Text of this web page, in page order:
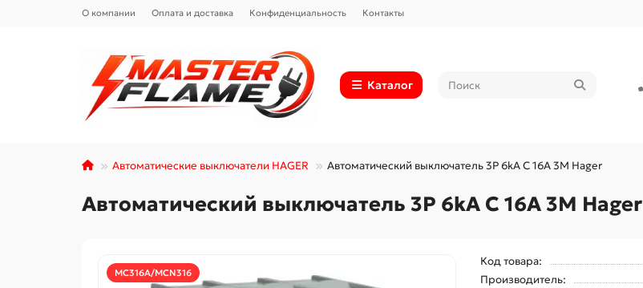
О компании Оплата и доставка Конфиденциальность Контакты
Каталог
Автоматические выключатели HAGER Автоматический выключатель 3P 6kA C 16A 3M Hager
Автоматический выключатель 3P 6kA C 16A 3M Hager
MC316A/MCN316
Код товара:
Производитель: